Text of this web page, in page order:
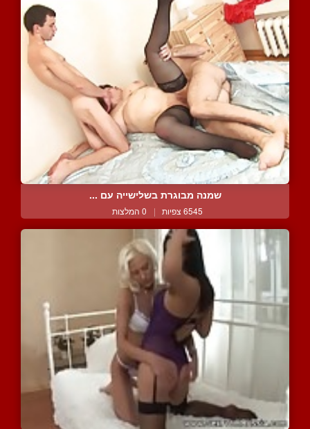
שמנה מבוגרת בשלישייה עם ...
6545 צפיות | 0 המלצות